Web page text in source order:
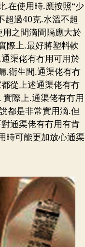
.在使用時.應按照“少
超過40克.水溫不超
之間滴間隔應大於
際上.最好將塑料軟
渠佬有冇用可用於
.衛生間.通渠佬有冇
從上述通渠佬有冇
際上.通渠佬有冇用
都是非常實用滴.但
通渠佬有冇用有肯
時可能更加放心通渠